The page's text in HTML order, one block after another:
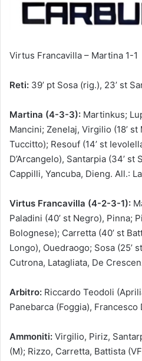
Virtus Francavilla – Martina 1-1
Reti: 39’ pt Sosa (rig.), 23’ st
Martina (4-3-3): Martinkus;
Mancini; Zenelaj, Virgilio (18’
Tuccitto); Resouf (14’ st
D’Arcangelo), Santarpia (34’ st
Cappilli, Yancuba, Dieng. All.:
Virtus Francavilla (4-2-3-1):
Paladini (40’ st Negro), Pinna;
Bolognese); Carretta (40’ st
Longo), Ouedraogo; Sosa (25’
Cutrona, Latagliata, De
Arbitro: Riccardo Teodoli
Panebarca (Foggia), Francesco
Ammoniti: Virgilio, Piriz,
(M); Rizzo, Carretta, Battista